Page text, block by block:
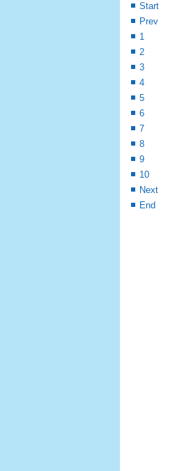
Start
Prev
1
2
3
4
5
6
7
8
9
10
Next
End